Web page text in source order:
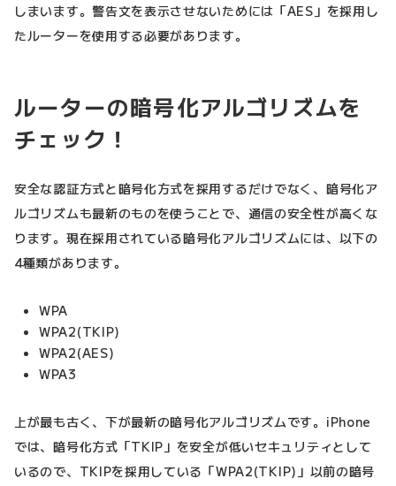
しまいます。警告文を表示させないためには「AES」を採用し
たルーターを使用する必要があります。
ルーターの暗号化アルゴリズムを
チェック！
安全な認証方式と暗号化方式を採用するだけでなく、暗号化ア
ルゴリズムも最新のものを使うことで、通信の安全性が高くな
ります。現在採用されている暗号化アルゴリズムには、以下の
4種類があります。
WPA
WPA2(TKIP)
WPA2(AES)
WPA3
上が最も古く、下が最新の暗号化アルゴリズムです。iPhone
では、暗号化方式「TKIP」を安全が低いセキュリティとして
いるので、TKIPを採用している「WPA2(TKIP)」以前の暗号